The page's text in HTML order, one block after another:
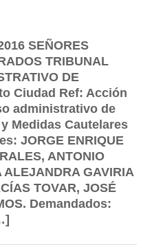
SEÑORES
TRIBUNAL
DE
Ciudad Ref: Acción
administrativo de
Medidas Cautelares
JORGE ENRIQUE
ANTONIO
ALEJANDRA GAVIRIA
TOVAR, JOSÉ
Demandados: